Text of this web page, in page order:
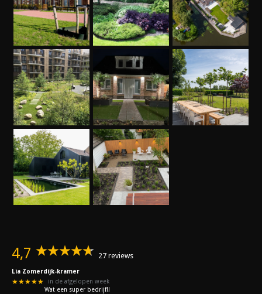
4,7 27 reviews
Lia Zomerdijk-kramer
★★★★★
in de afgelopen week
Wat een super bedrijf!!